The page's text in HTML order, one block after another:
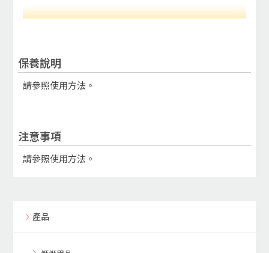
保養說明
請參照使用方法。
注意事項
請參照使用方法。
產品